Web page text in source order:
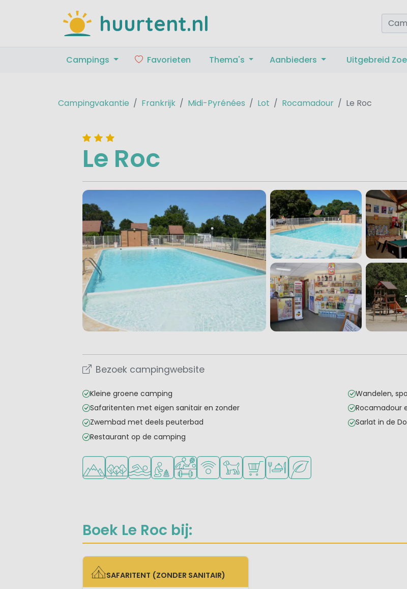
huurtent.nl
Campings Favorieten Thema's Aanbieders Uitgebreid
Campingvakantie Frankrijk Midi-Pyrénées Lot Rocamadour Le Roc
Le Roc
Bezoek campingwebsite
Kleine groene camping
Safaritenten met eigen sanitair en zonder
Zwembad met deels peuterbad
Restaurant op de camping
Wandelen,
Rocamadour
Sarlat in de
Ligt in de heuvels/bergen
Ligt in een bosrijke omgeving
Openlucht zwembad
Aanbevolen voor jonge kinderen
Veel mogelijkheden om te sporten
WiFi beschikbaar
Huisdieren toegestaan
Campingwinkel/Supermarkt
Restaurant of pizzeria
Groene ligging
Boek Le Roc bij:
SAFARITENT (ZONDER SANITAIR)
SAFARITENT (ZONDER SANITAIR)